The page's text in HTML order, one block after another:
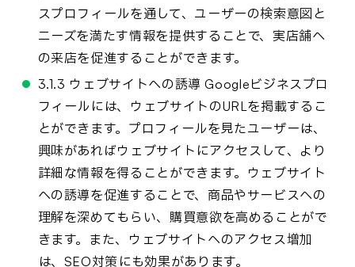
スプロフィールを通して、ユーザーの検索意図と
ニーズを満たす情報を提供することで、実店舗へ
の来店を促進することができます。
3.1.3 ウェブサイトへの誘導 Googleビジネスプロ
フィールには、ウェブサイトのURLを掲載するこ
とができます。プロフィールを見たユーザーは、
興味があればウェブサイトにアクセスして、より
詳細な情報を得ることができます。ウェブサイト
への誘導を促進することで、商品やサービスへの
理解を深めてもらい、購買意欲を高めることがで
きます。また、ウェブサイトへのアクセス増加
は、SEO対策にも効果があります。